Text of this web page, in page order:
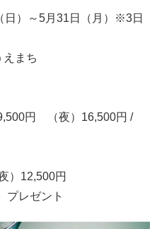
日）～5月31日（月）※3日
まち
円 （夜）16,500円 /
）12,500円
プレゼント